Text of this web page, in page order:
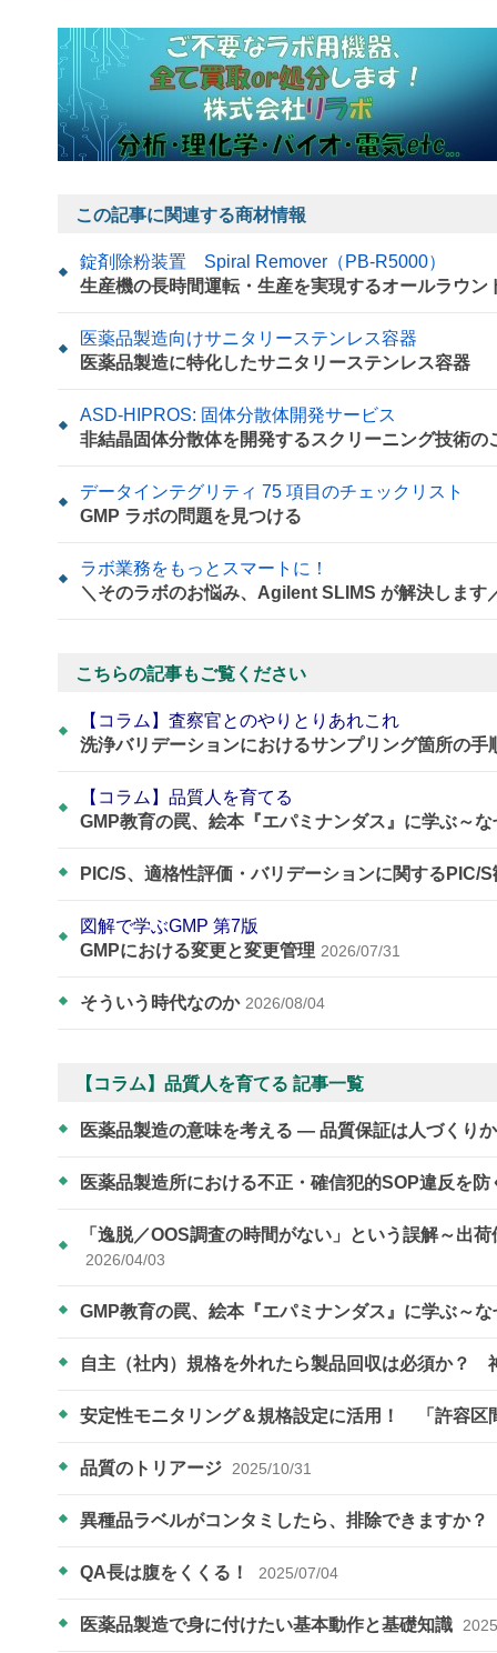
この記事に関連する商材情報
錠剤除粉装置 Spiral Remover（PB-R5000）
生産機の長時間運転・生産を実現するオールラウン
医薬品製造向けサニタリーステンレス容器
医薬品製造に特化したサニタリーステンレス容器
ASD-HIPROS: 固体分散体開発サービス
非結晶固体分散体を開発するスクリーニング技術の
データインテグリティ 75 項目のチェックリスト
GMP ラボの問題を見つける
ラボ業務をもっとスマートに！
＼そのラボのお悩み、Agilent SLIMS が解決します
こちらの記事もご覧ください
【コラム】査察官とのやりとりあれこれ
洗浄バリデーションにおけるサンプリング箇所の手
【コラム】品質人を育てる
GMP教育の罠、絵本『エパミナンダス』に学ぶ～
PIC/S、適格性評価・バリデーションに関するPIC/
図解で学ぶGMP 第7版
GMPにおける変更と変更管理 2026/07/31
そういう時代なのか 2026/08/04
【コラム】品質人を育てる 記事一覧
医薬品製造の意味を考える ― 品質保証は人づくり
医薬品製造所における不正・確信犯的SOP違反を
「逸脱／OOS調査の時間がない」という誤解～
2026/04/03
GMP教育の罠、絵本『エパミナンダス』に学ぶ～
自主（社内）規格を外れたら製品回収は必須か？
安定性モニタリング＆規格設定に活用！ 「許容区
品質のトリアージ 2025/10/31
異種品ラベルがコンタミしたら、排除できますか？
QA長は腹をくくる！ 2025/07/04
医薬品製造で身に付けたい基本動作と基礎知識